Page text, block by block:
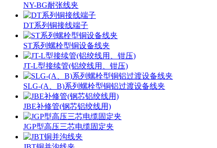
NY-BG耐张线夹
DT系列铜接线端子
ST系列螺栓型铜设备线夹
JT-L型接续管(铝绞线用、钳压)
SLG-(A、B)系列螺栓型铜铝过渡设备线夹
JBE补修管(钢芯铝绞线用)
JGP型高压三芯电缆固定夹